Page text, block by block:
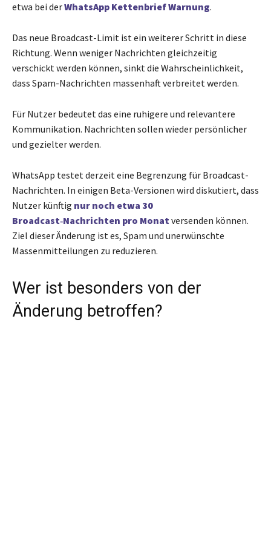
etwa bei derWhatsApp Kettenbrief Warnung.
Das neue Broadcast-Limit ist ein weiterer Schritt in diese
Richtung. Wenn weniger Nachrichten gleichzeitig
verschickt werden können, sinkt die Wahrscheinlichkeit,
dass Spam-Nachrichten massenhaft verbreitet werden.
Für Nutzer bedeutet das eine ruhigere und relevantere
Kommunikation. Nachrichten sollen wieder persönlicher
und gezielter werden.
WhatsApp testet derzeit eine Begrenzung für Broadcast-
Nachrichten. In einigen Beta-Versionen wird diskutiert, dass
Nutzer künftig nur noch etwa 30
Broadcast‑Nachrichten pro Monatversenden können.
Ziel dieser Änderung ist es, Spam und unerwünschte
Massenmitteilungen zu reduzieren.
Wer ist besonders von der
Änderung betroffen?